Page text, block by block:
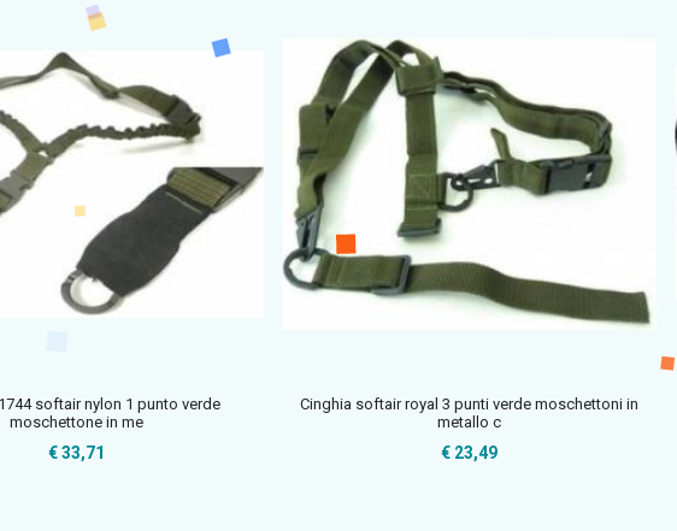
softair nylon 1 punto verde
moschettone in me
€ 33,71
Cinghia softair royal 3 punti verde moschettoni in
metallo c
€ 23,49